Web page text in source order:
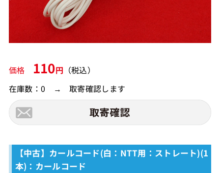
価格 110円 （税込）
在庫数：0 → 取寄確認します
【中古】カールコード(白：NTT用：ストレート)(1
本)：カールコード